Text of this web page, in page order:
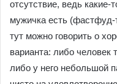
отсутствие, ведь какие-
мужичка есть (фастфуд-
тут можно говорить о
варианта: либо человек
либо у него небольшой